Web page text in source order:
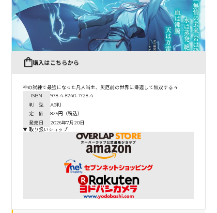
購入はこちらから
神の試練で最強になった凡人当主、災厄前の世界に帰還して無双する 4
ISBN
978-4-8240-1728-4
判 型
A6判
定 価
825円（税込）
発売日
2026年7月20日
▼ 取り扱いショップ